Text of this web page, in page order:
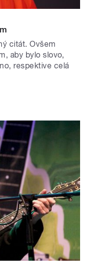
citát. Ovšem
aby bylo slovo,
respektive celá